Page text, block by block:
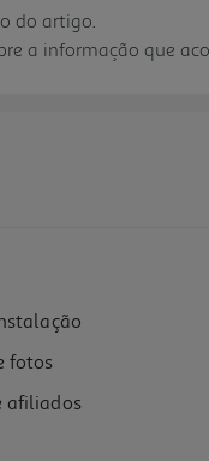
do artigo.
a informação que
fotos
afiliados